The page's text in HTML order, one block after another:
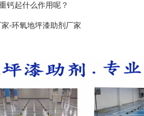
钙起什么作用呢？
-环氧地坪漆助剂厂家